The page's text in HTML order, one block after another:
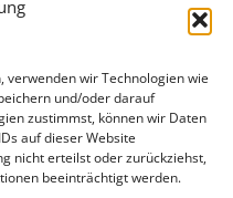
verwenden wir Technologien wie
und/oder darauf
zustimmst, können wir Daten
auf dieser Website
nicht erteilst oder zurückziehst,
beeinträchtigt werden.
finden Sie hier: